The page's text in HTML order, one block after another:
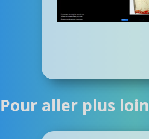
Pour aller plus